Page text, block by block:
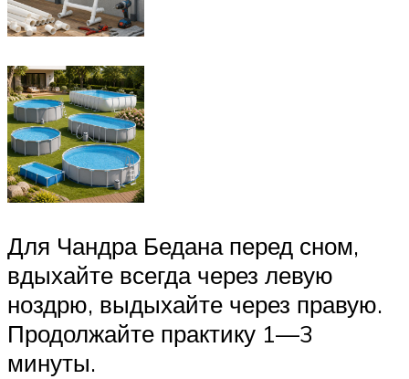
Для Чандра Бедана перед сном,
вдыхайте всегда через левую
ноздрю, выдыхайте через правую.
Продолжайте практику 1—3
минуты.